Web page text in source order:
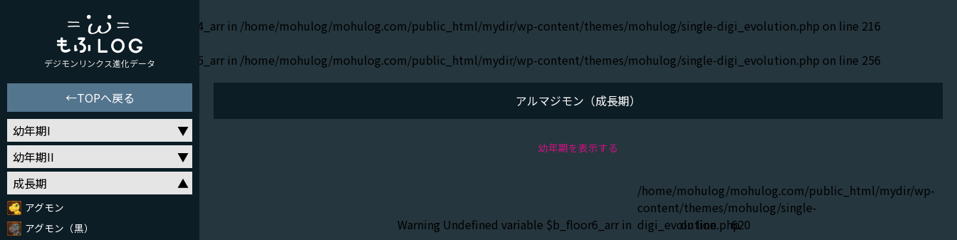
: Undefined variable $b_floor4_arr in /home/mohulog/mohulog.com/public_html/mydir/wp-content/themes/mohulog/single-digi_evolution.php on line 216
: Undefined variable $b_floor5_arr in /home/mohulog/mohulog.com/public_html/mydir/wp-content/themes/mohulog/single-digi_evolution.php on line 256
アルマジモン（成長期）
幼年期を表示する
Warning: Undefined variable $b_floor6_arr in
/home/mohulog/mohulog.com/public_html/mydir/wp-
content/themes/mohulog/single-
digi_evolution.php
on line 620
デジモンリンクス進化データ
←TOPへ戻る
幼年期I
幼年期II
成長期
アグモン
アグモン（黒）